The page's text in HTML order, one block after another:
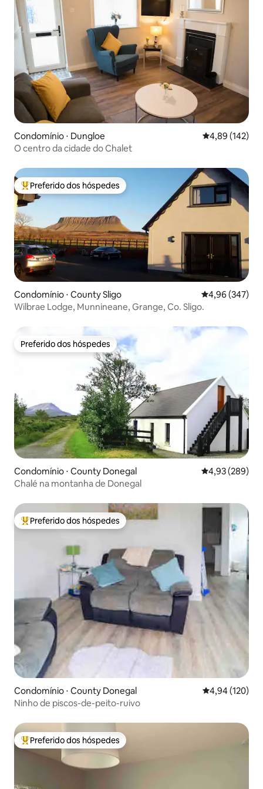
Condomínio ⋅ Dungloe 4,89 de uma
4,89 (142)
O centro da cidade do Chalet
Entre os melhores preferidos dos hóspedes
Preferido dos hóspedes
Condomínio ⋅ County Sligo 4,96 de uma
4,96 (347)
Wilbrae Lodge, Munnineane, Grange, Co. Sligo.
Preferido dos hóspedes
Preferido dos hóspedes
Condomínio ⋅ County Donegal 4,93 de uma
4,93 (289)
Chalé na montanha de Donegal
Entre os melhores preferidos dos hóspedes
Preferido dos hóspedes
Condomínio ⋅ County Donegal 4,94 de uma
4,94 (120)
Ninho de piscos-de-peito-ruivo
Entre os melhores preferidos dos hóspedes
Preferido dos hóspedes